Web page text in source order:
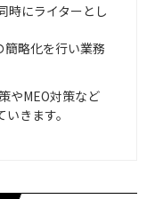
時にライターとし
簡略化を行い業務
やMEO対策など
きます。